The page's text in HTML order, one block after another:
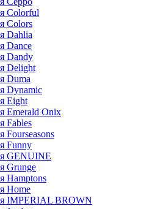
Colorful
Colors
Dahlia
Dance
Dandy
Delight
Duma
Dynamic
Eight
Emerald Onix
Fables
Fourseasons
Funny
GENUINE
Grunge
Hamptons
Home
IMPERIAL BROWN